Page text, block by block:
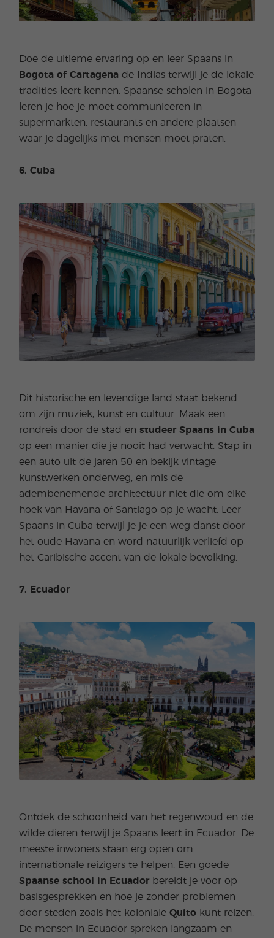
Doe de ultieme ervaring op en leer Spaans in
Bogota of Cartagena de Indias terwijl je de lokale
tradities leert kennen. Spaanse scholen in Bogota
leren je hoe je moet communiceren in
supermarkten, restaurants en andere plaatsen
waar je dagelijks met mensen moet praten.
6. Cuba
Dit historische en levendige land staat bekend
om zijn muziek, kunst en cultuur. Maak een
rondreis door de stad enstudeer Spaans in Cuba
op een manier die je nooit had verwacht. Stap in
een auto uit de jaren 50 en bekijk vintage
kunstwerken onderweg, en mis de
adembenemende architectuur niet die om elke
hoek van Havana of Santiago op je wacht. Leer
Spaans in Cuba terwijl je je een weg danst door
het oude Havana en word natuurlijk verliefd op
het Caribische accent van de lokale bevolking.
7. Ecuador
Ontdek de schoonheid van het regenwoud en de
wilde dieren terwijl je Spaans leert in Ecuador. De
meeste inwoners staan erg open om
internationale reizigers te helpen. Een goede
Spaanse school in Ecuador bereidt je voor op
basisgesprekken en hoe je zonder problemen
door steden zoals het kolonialeQuito kunt reizen.
De mensen in Ecuador spreken langzaam en